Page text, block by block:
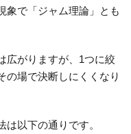
象で「ジャム理論」とも
広がりますが、1つに絞
の場で決断しにくくなり
以下の通りです。